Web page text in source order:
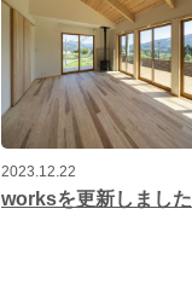
2023.12.22
worksを更新しました